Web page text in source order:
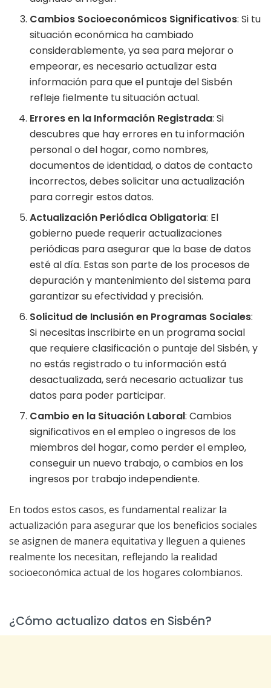
Cambios Socioeconómicos Significativos: Si tu
situación económica ha cambiado
considerablemente, ya sea para mejorar o
empeorar, es necesario actualizar esta
información para que el puntaje del Sisbén
refleje fielmente tu situación actual.
Errores en la Información Registrada: Si
descubres que hay errores en tu información
personal o del hogar, como nombres,
documentos de identidad, o datos de contacto
incorrectos, debes solicitar una actualización
para corregir estos datos.
Actualización Periódica Obligatoria: El
gobierno puede requerir actualizaciones
periódicas para asegurar que la base de datos
esté al día. Estas son parte de los procesos de
depuración y mantenimiento del sistema para
garantizar su efectividad y precisión.
Solicitud de Inclusión en Programas Sociales:
Si necesitas inscribirte en un programa social
que requiere clasificación o puntaje del Sisbén, y
no estás registrado o tu información está
desactualizada, será necesario actualizar tus
datos para poder participar.
Cambio en la Situación Laboral: Cambios
significativos en el empleo o ingresos de los
miembros del hogar, como perder el empleo,
conseguir un nuevo trabajo, o cambios en los
ingresos por trabajo independiente.
En todos estos casos, es fundamental realizar la
actualización para asegurar que los beneficios sociales
se asignen de manera equitativa y lleguen a quienes
realmente los necesitan, reflejando la realidad
socioeconómica actual de los hogares colombianos.
¿Cómo actualizo datos en Sisbén?